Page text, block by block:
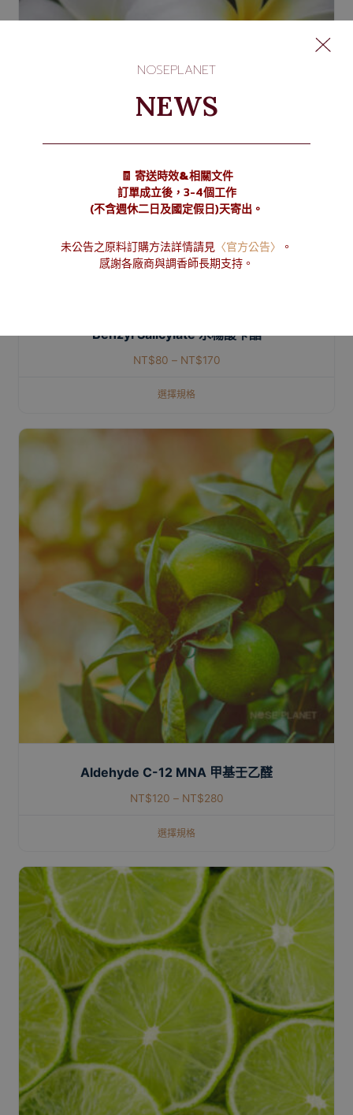
Benzyl Salicylate 水楊酸苄酯
NT$80 – NT$170
選擇規格
Aldehyde C-12 MNA 甲基壬乙醛
NT$120 – NT$280
選擇規格
NOSEPLANET
NEWS
🧾 寄送時效&相關文件
訂單成立後，3-4個工作
(不含週休二日及國定假日)天寄出。
未公告之原料訂購方法詳情請見 〈官方公告〉
。
感謝各廠商與調香師長期支持。